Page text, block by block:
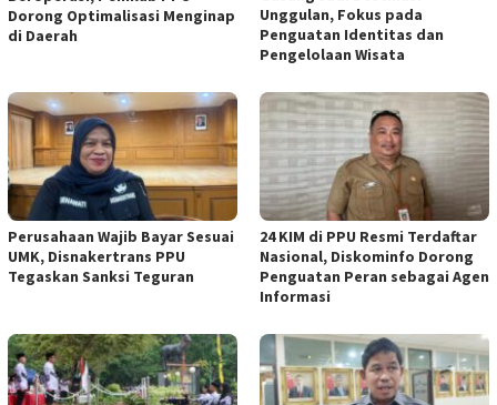
Dorong Optimalisasi Menginap
di Daerah
Unggulan, Fokus pada
Penguatan Identitas dan
Pengelolaan Wisata
Perusahaan Wajib Bayar Sesuai
UMK, Disnakertrans PPU
Tegaskan Sanksi Teguran
24 KIM di PPU Resmi Terdaftar
Nasional, Diskominfo Dorong
Penguatan Peran sebagai Agen
Informasi